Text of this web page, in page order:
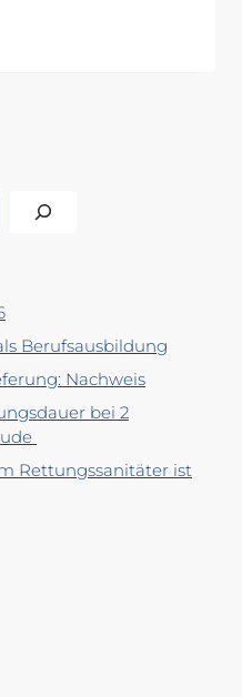
Berufsausbildung
Nachweis
bei 2
Rettungssanitäter ist